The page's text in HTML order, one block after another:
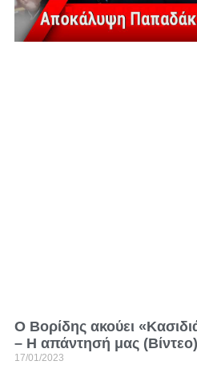
Ο Βορίδης ακούει
– Η απάντησή μας (Βίντεο)
17/01/2023